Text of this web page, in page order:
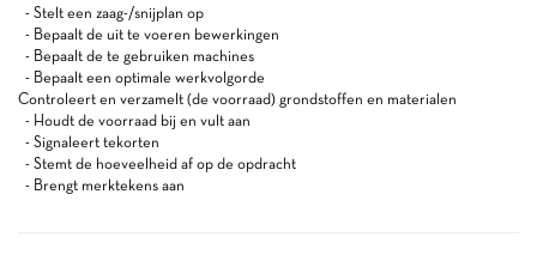
- Stelt een zaag-/snijplan op
- Bepaalt de uit te voeren bewerkingen
- Bepaalt de te gebruiken machines
- Bepaalt een optimale werkvolgorde
Controleert en verzamelt (de voorraad) grondstoffen en materialen
- Houdt de voorraad bij en vult aan
- Signaleert tekorten
- Stemt de hoeveelheid af op de opdracht
- Brengt merktekens aan